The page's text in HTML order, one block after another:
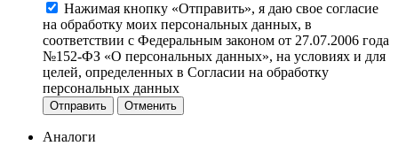
Нажимая кнопку «Отправить», я даю свое согласие
на обработку моих персональных данных, в
соответствии с Федеральным законом от 27.07.2006 года
№152-ФЗ «О персональных данных», на условиях и для
целей, определенных в Согласии на обработку
персональных данных
Отменить
Аналоги